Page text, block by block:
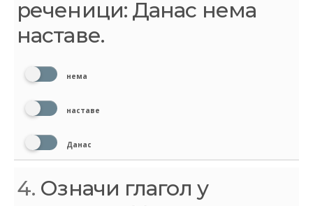
реченици: Данас нема
наставе.
нема
наставе
Данас
4. Означи глагол у